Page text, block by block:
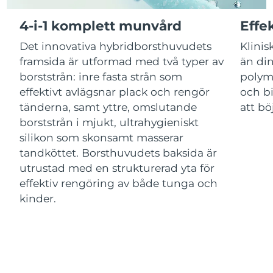
4-i-1 komplett munvård
Det innovativa hybridborsthuvudets
framsida är utformad med två typer av
borststrån: inre fasta strån som
effektivt avlägsnar plack och rengör
tänderna, samt yttre, omslutande
borststrån i mjukt, ultrahygieniskt
silikon som skonsamt masserar
tandköttet. Borsthuvudets baksida är
utrustad med en strukturerad yta för
effektiv rengöring av både tunga och
kinder.
än
och
att
Luxemburg Förväntad leverans10/08/2026
Malaysia Förväntad leverans 13/08/2026
Malta Förväntad leverans10/08/2026
Mexiko Förväntad leverans
Monaco Förväntad leverans11/08/2026
Nederländerna Förväntad leverans10/08/2026